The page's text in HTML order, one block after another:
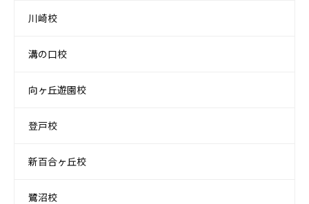
川崎校
溝の口校
向ヶ丘遊園校
登戸校
新百合ヶ丘校
鷺沼校